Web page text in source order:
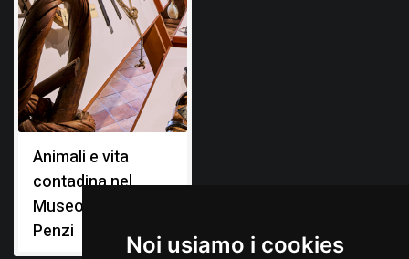
Noi usiamo i cookies
Animali e vita
contadina nel
Museo Diogene
Penzi